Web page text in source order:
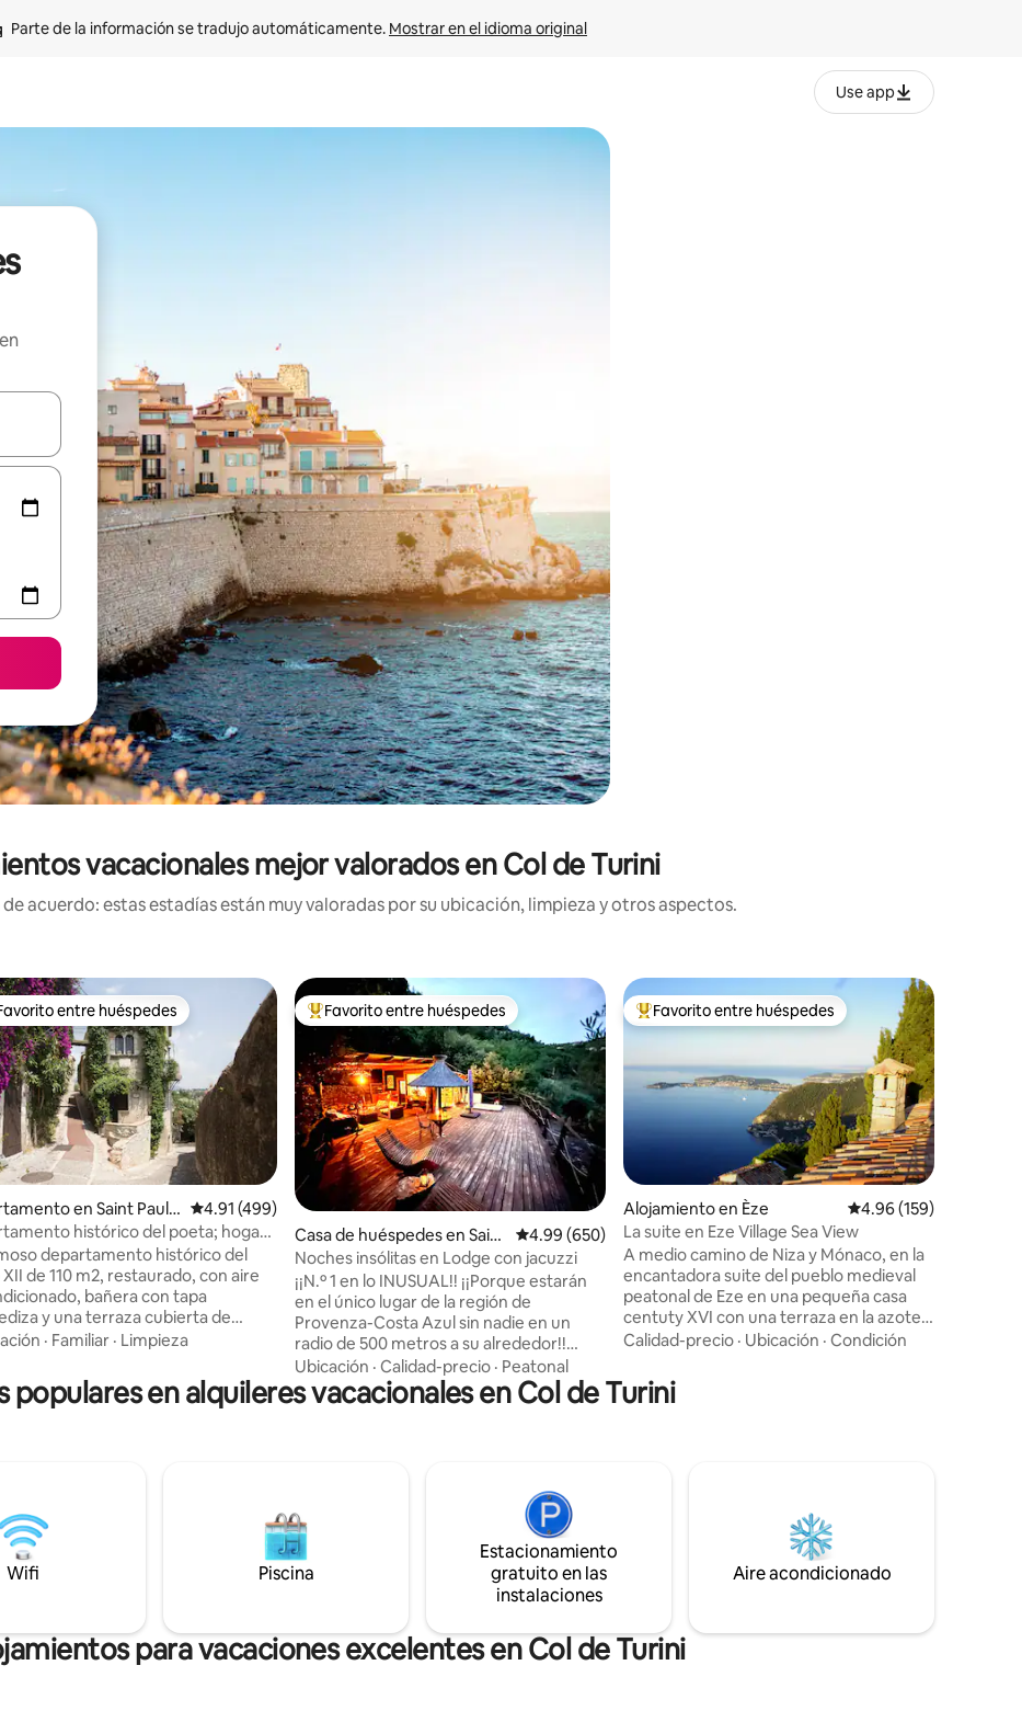
Parte de la información se tradujo automáticamente. Mostrar en el idioma original
Use app
con las teclas de flecha hacia arriba y hacia abajo o explora con el tacto o desliza el dedo.
vacacionales mejor valorados en Col de Turini
de acuerdo: estas estadías están muy valoradas por su ubicación, limpieza y otros aspectos.
4.89 de 5, 144 reseñas
entre huéspedes preferido
entre huéspedes
en Saint Paul d Calificación promedio: 4.91 de 5, 499 reseñas
4.91 (499)
histórico del poeta; hogar
Prevert
departamento histórico del
de 110 m2, restaurado, con aire
bañera con tapa
y una terraza cubierta de
con vista al mar y a las
que fue propiedad del
poeta, escritor y guionista
sitio web de diseño,
e interiores
· Familiar · Limpieza
Favorito entre huéspedes preferido
Favorito entre huéspedes
Casa de huéspedes en Saint
-Martin-du-Var
Calificación promedio: 4.99 de 5, 650 reseñas
4.99 (650)
Noches insólitas en Lodge con jacuzzi
¡¡N.º 1 en lo INUSUAL!! ¡¡Porque estarán
en el único lugar de la región de
Provenza-Costa Azul sin nadie en un
radio de 500 metros a su alrededor!!
Déjese sorprender por nuestro increíble
Lodge, con su terraza suspendida de
200 m² y su jacuzzi al aire libre, con una
del mar (Niza) en una explotación
olivícola familiar desde hace 45 años,
cultivo de aceitunas DOP, aceite de oliva
y crema de oliva. ¡¡ÚNICO!!
Ubicación · Calidad-precio · Peatonal
Favorito entre huéspedes preferido
Favorito entre huéspedes
Alojamiento en Èze Calificación promedio:
4.96 (159)
La suite en Eze Village Sea View
A medio camino de Niza y Mónaco, en la
encantadora suite del pueblo medieval
peatonal de Eze en una pequeña casa
centuty XVI con una terraza en la azotea
con vistas al mar mediterráneo. Sala de
primer nivel, luego el dormitorio y un
baño semi abierto con bañera y ducha
Calidad-precio · Ubicación · Condición
populares en alquileres vacacionales en Col de Turini
Wifi Piscina
Estacionamiento
gratuito en las
instalaciones
Aire acondicionado
para vacaciones excelentes en Col de Turini